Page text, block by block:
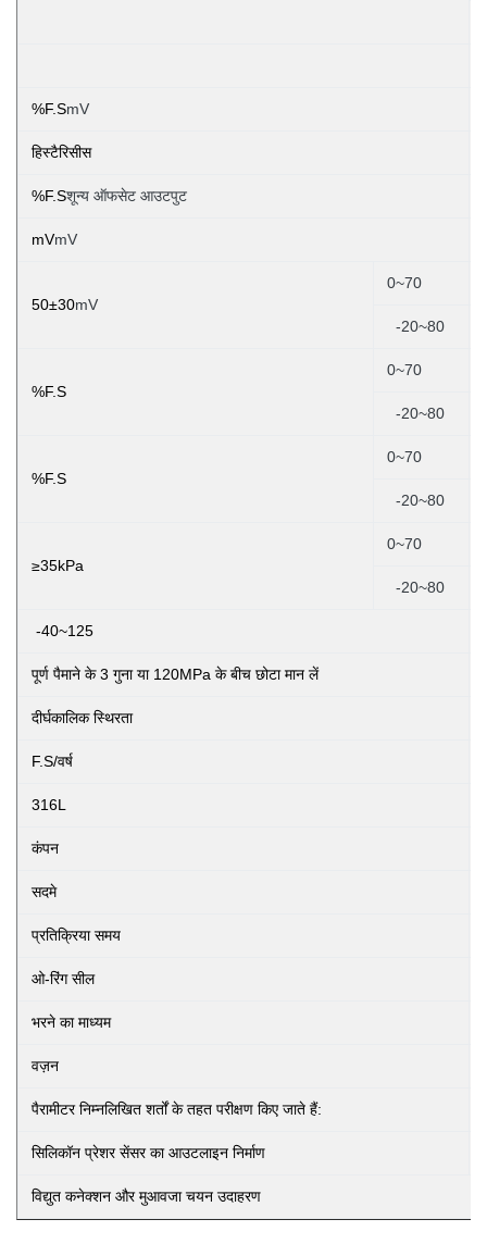
%F.SmV
हिस्टैरिसीस
%F.Sशून्य ऑफसेट आउटपुट
mVmV
50±30mV
0~70
-20~80
%F.S
0~70
-20~80
%F.S
0~70
-20~80
≥35kPa
0~70
-20~80
-40~125
पूर्ण पैमाने के 3 गुना या 120MPa के बीच छोटा मान लें
दीर्घकालिक स्थिरता
F.S/वर्ष
316L
कंपन
सदमे
प्रतिक्रिया समय
ओ-रिंग सील
भरने का माध्यम
वज़न
पैरामीटर निम्नलिखित शर्तों के तहत परीक्षण किए जाते हैं:
सिलिकॉन प्रेशर सेंसर का आउटलाइन निर्माण
विद्युत कनेक्शन और मुआवजा चयन उदाहरण